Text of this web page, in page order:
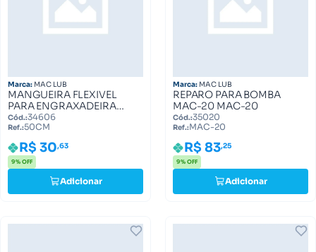
Marca: MAC LUB
MANGUEIRA FLEXIVEL
PARA ENGRAXADEIRA
50CM 5181 1670 50CM
Cód.:34606
Ref.:50CM
R$ 30,63
9% OFF
Adicionar
Marca: MAC LUB
REPARO PARA BOMBA
MAC-20 MAC-20
Cód.:35020
Ref.:MAC-20
R$ 83,25
9% OFF
Adicionar